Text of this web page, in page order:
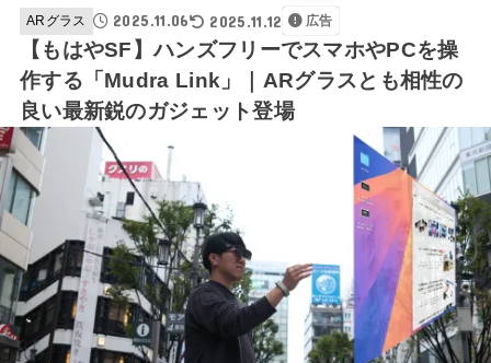
ARグラス 2025.11.06 2025.11.12 広告
【もはやSF】ハンズフリーでスマホやPCを操
作する「Mudra Link」｜ARグラスとも相性の
良い最新鋭のガジェット登場